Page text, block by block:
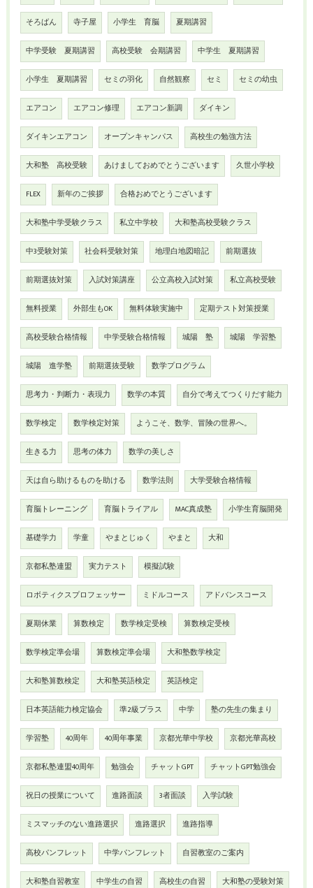
そろばん 寺子屋 小学生 育脳 夏期講習
中学受験 夏期講習 高校受験 会期講習 中学生 夏期講習
小学生 夏期講習 セミの羽化 自然観察 セミ セミの幼虫
エアコン エアコン修理 エアコン新調 ダイキン
ダイキンエアコン オープンキャンパス 高校生の勉強方法
大和塾 高校受験 あけましておめでとうございます 久世小学校
FLEX 新年のご挨拶 合格おめでとうございます
大和塾中学受験クラス 私立中学校 大和塾高校受験クラス
中3受験対策 社会科受験対策 地理白地図暗記 前期選抜
前期選抜対策 入試対策講座 公立高校入試対策 私立高校受験
無料授業 外部生もOK 無料体験実施中 定期テスト対策授業
高校受験合格情報 中学受験合格情報 城陽 塾 城陽 学習塾
城陽 進学塾 前期選抜受験 数学プログラム
思考力・判断力・表現力 数学の本質 自分で考えてつくりだす能力
数学検定 数学検定対策 ようこそ、数学、冒険の世界へ。
生きる力 思考の体力 数学の美しさ
天は自ら助けるものを助ける 数学法則 大学受験合格情報
育脳トレーニング 育脳トライアル MAC真成塾 小学生育脳開発
基礎学力 学童 やまとじゅく やまと 大和
京都私塾連盟 実力テスト 模擬試験
ロボティクスプロフェッサー ミドルコース アドバンスコース
夏期休業 算数検定 数学検定受検 算数検定受検
数学検定準会場 算数検定準会場 大和塾数学検定
大和塾算数検定 大和塾英語検定 英語検定
日本英語能力検定協会 準2級プラス 中学 塾の先生の集まり
学習塾 40周年 40周年事業 京都光華中学校 京都光華高校
京都私塾連盟40周年 勉強会 チャットGPT チャットGPT勉強会
祝日の授業について 進路面談 3者面談 入学試験
ミスマッチのない進路選択 進路選択 進路指導
高校パンフレット 中学パンフレット 自習教室のご案内
大和塾自習教室 中学生の自習 高校生の自習 大和塾の受験対策